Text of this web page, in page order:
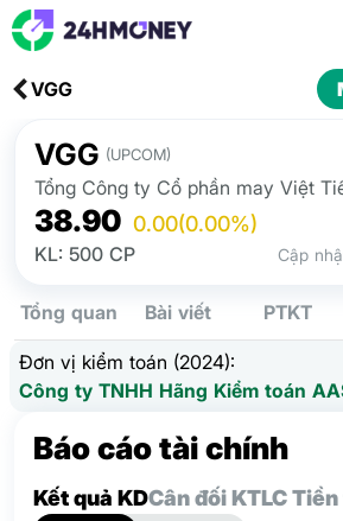
VGG
VGG (UPCOM)
Tổng Công ty Cổ phần may Việt
38.90 0.00(0.00%)
KL: 500 CP Cập
Tổng quan Bài viết PTKT
Đơn vị kiểm toán (2024):
Công ty TNHH Hãng Kiểm toán
Báo cáo tài chính
Kết quả KDCân đối KTLC